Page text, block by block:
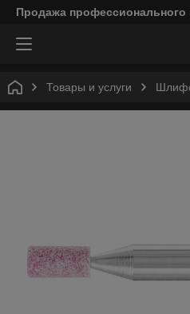
Продажа профессионального
Товары и услуги